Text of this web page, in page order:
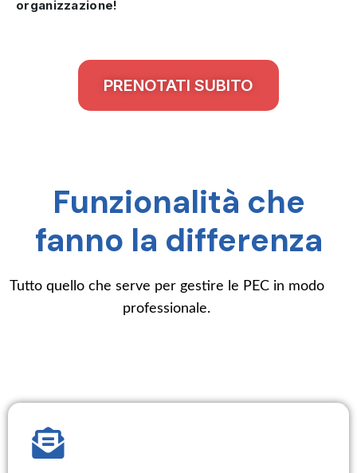
organizzazione!
PRENOTATI SUBITO
Funzionalità che
fanno la differenza
Tutto quello che serve per gestire le PEC in modo
professionale.